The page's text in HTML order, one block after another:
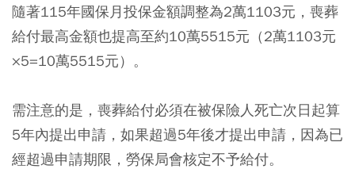
隨著115年國保月投保金額調整為2萬1103元，喪葬
給付最高金額也提高至約10萬5515元（2萬1103元
×5=10萬5515元）。
需注意的是，喪葬給付必須在被保險人死亡次日起算
5年內提出申請，如果超過5年後才提出申請，因為已
經超過申請期限，勞保局會核定不予給付。